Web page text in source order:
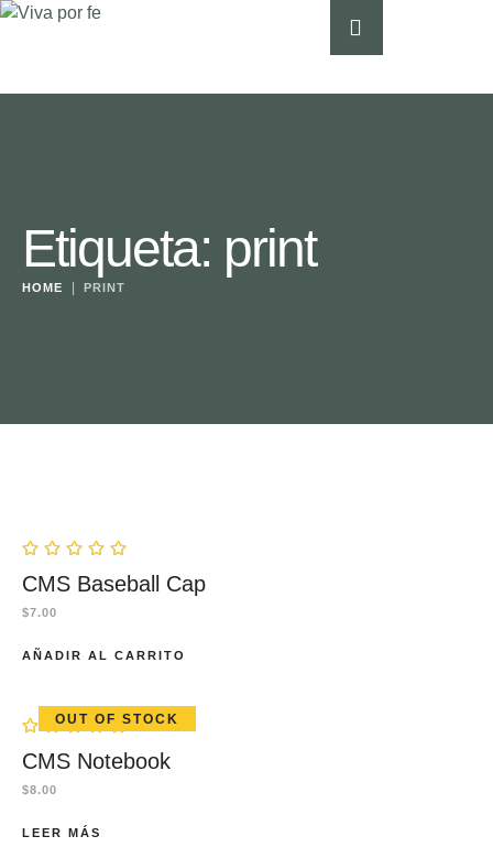
Etiqueta: print
HOME | PRINT
CMS Baseball Cap
$7.00
AÑADIR AL CARRITO
OUT OF STOCK
CMS Notebook
$8.00
LEER MÁS